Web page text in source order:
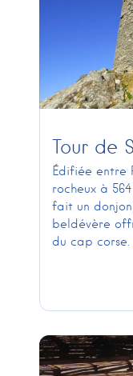
Tour de
Édifiée entre
rocheux à
fait un
beldévère
du cap